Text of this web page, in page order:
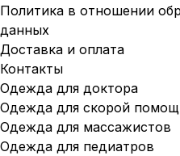
Политика в отношении
данных
Доставка и оплата
Контакты
Одежда для доктора
Одежда для скорой
Одежда для массажистов
Одежда для педиатров